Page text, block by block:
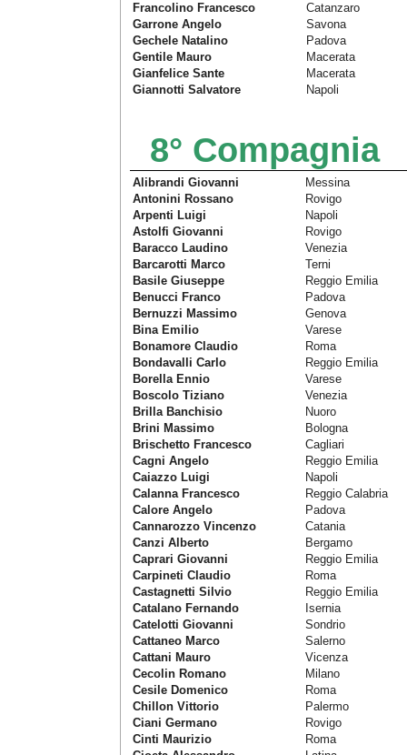
Francolino Francesco
Catanzaro
Garrone Angelo
Savona
Gechele Natalino
Padova
Gentile Mauro
Macerata
Gianfelice Sante
Macerata
Giannotti Salvatore
Napoli
8° Compagnia
Alibrandi Giovanni
Messina
Antonini Rossano
Rovigo
Arpenti Luigi
Napoli
Astolfi Giovanni
Rovigo
Baracco Laudino
Venezia
Barcarotti Marco
Terni
Basile Giuseppe
Reggio Emilia
Benucci Franco
Padova
Bernuzzi Massimo
Genova
Bina Emilio
Varese
Bonamore Claudio
Roma
Bondavalli Carlo
Reggio Emilia
Borella Ennio
Varese
Boscolo Tiziano
Venezia
Brilla Banchisio
Nuoro
Brini Massimo
Bologna
Brischetto Francesco
Cagliari
Cagni Angelo
Reggio Emilia
Caiazzo Luigi
Napoli
Calanna Francesco
Reggio Calabria
Calore Angelo
Padova
Cannarozzo Vincenzo
Catania
Canzi Alberto
Bergamo
Caprari Giovanni
Reggio Emilia
Carpineti Claudio
Roma
Castagnetti Silvio
Reggio Emilia
Catalano Fernando
Isernia
Catelotti Giovanni
Sondrio
Cattaneo Marco
Salerno
Cattani Mauro
Vicenza
Cecolin Romano
Milano
Cesile Domenico
Roma
Chillon Vittorio
Palermo
Ciani Germano
Rovigo
Cinti Maurizio
Roma